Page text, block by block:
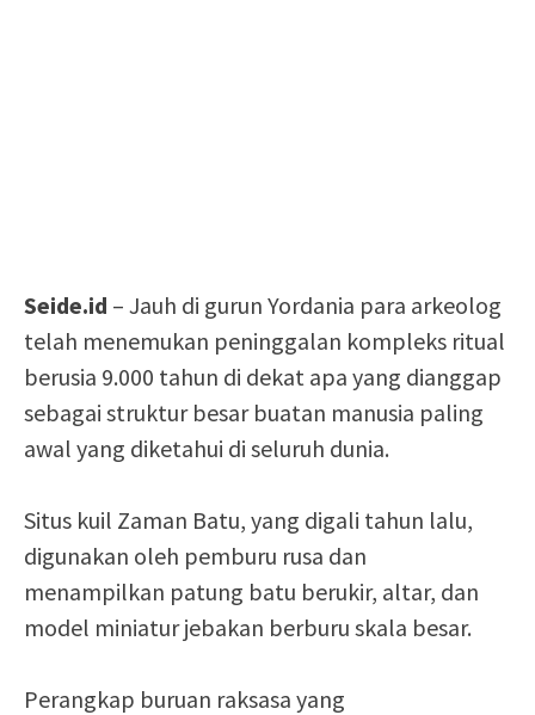
Seide.id – Jauh di gurun Yordania para arkeolog
telah menemukan peninggalan kompleks ritual
berusia 9.000 tahun di dekat apa yang dianggap
sebagai struktur besar buatan manusia paling
awal yang diketahui di seluruh dunia.
Situs kuil Zaman Batu, yang digali tahun lalu,
digunakan oleh pemburu rusa dan
menampilkan patung batu berukir, altar, dan
model miniatur jebakan berburu skala besar.
Perangkap buruan raksasa yang